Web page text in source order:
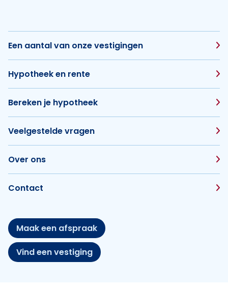
Een aantal van onze vestigingen
Hypotheek en rente
Bereken je hypotheek
Veelgestelde vragen
Over ons
Contact
Maak een afspraak
Vind een vestiging